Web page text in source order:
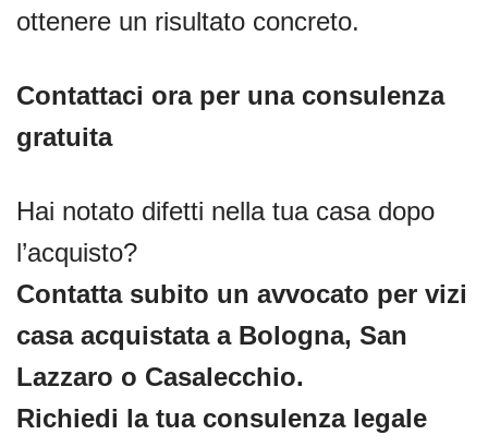
ottenere un risultato concreto.
Contattaci ora per una consulenza
gratuita
Hai notato difetti nella tua casa dopo
l’acquisto?
Contatta subito un avvocato per vizi
casa acquistata a Bologna, San
Lazzaro o Casalecchio.
Richiedi la tua consulenza legale